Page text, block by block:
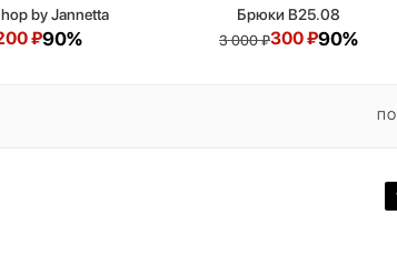
by Jannetta
₽90%
Брюки B25.08
3 000₽300₽90%